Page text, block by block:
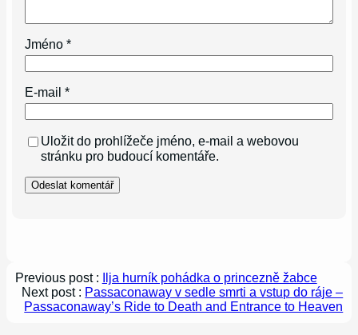
Jméno*
E-mail*
Uložit do prohlížeče jméno, e-mail a webovou
stránku pro budoucí komentáře.
Previous post :
Ilja hurník pohádka o princezně žabce
Next post : Passaconaway v sedle smrti a vstup do ráje –
Passaconaway’s Ride to Death and Entrance to Heaven